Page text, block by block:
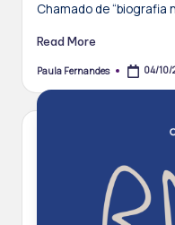
Chamado de “biografia
Read More
Posted
Paula Fernandes 04/10/